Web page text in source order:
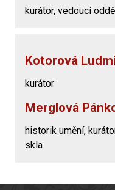
kurátor, vedoucí
Kotorová
kurátor
Merglová
historik umění,
skla